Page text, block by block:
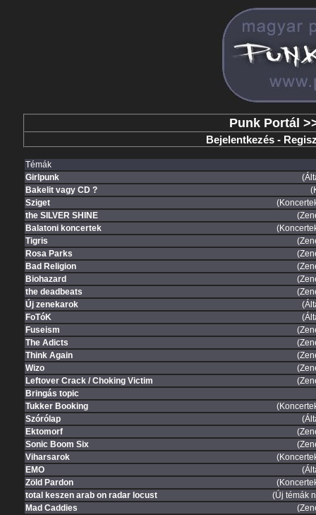
Punk Portál
Bejelentkezés -
Témák
Girlpunk
Bakelit vagy CD ?
Sziget
the SILVER SHINE
Balatoni koncertek
Tigris
Rosa Parks
Bad Religion
Biohazard
the deadbeats
Új zenekarok
FoTóK
Fuseism
The Adicts
Think Again
Wizo
Leftover Crack / Choking Victim
Bringás topic
Tukker Booking
Szórólap
Ektomorf
Sonic Boom Six
Viharsarok
EMO
Zöld Pardon
total keszen arab on radar locust
(Új témák
Mad Caddies